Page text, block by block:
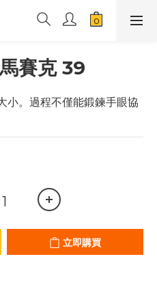
賽克 39
。過程不僅能鍛鍊手眼協
立即購買